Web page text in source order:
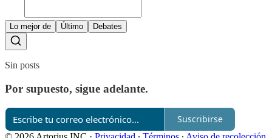
Lo mejor de Último Debates
Sin posts
Por supuesto, sigue adelante.
Suscribirse